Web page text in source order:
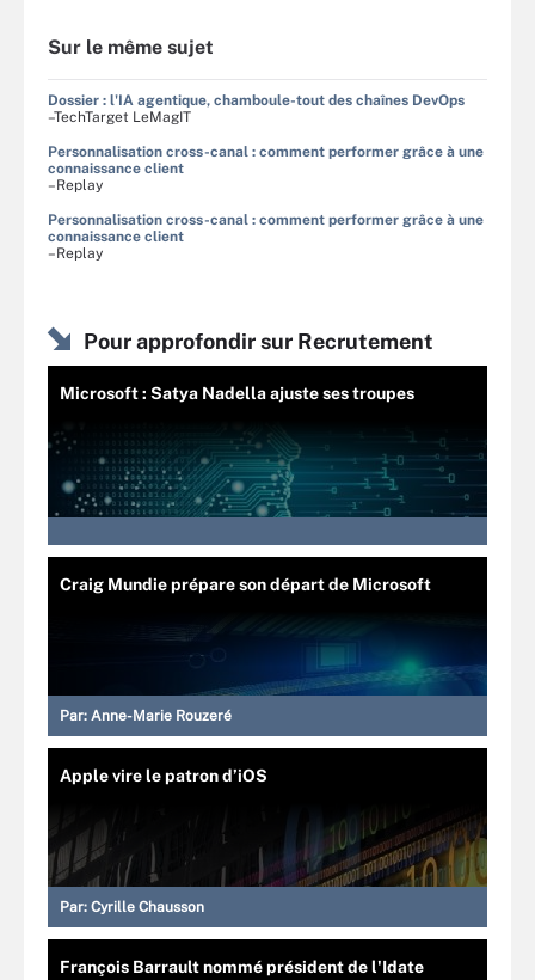
Sur le même sujet
Dossier : l'IA agentique, chamboule-tout des chaînes DevOps
–TechTarget LeMagIT
Personnalisation cross-canal : comment performer grâce à une
connaissance client
–Replay
Personnalisation cross-canal : comment performer grâce à une
connaissance client
–Replay
Pour approfondir sur Recrutement
Microsoft : Satya Nadella ajuste ses troupes
Craig Mundie prépare son départ de Microsoft
Par: Anne-Marie Rouzeré
Apple vire le patron d’iOS
Par: Cyrille Chausson
François Barrault nommé président de l'Idate